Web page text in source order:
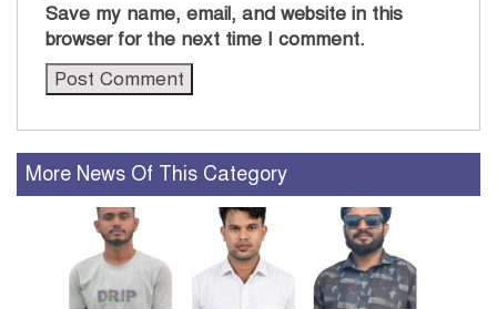
Save my name, email, and website in this
browser for the next time I comment.
More News Of This Category